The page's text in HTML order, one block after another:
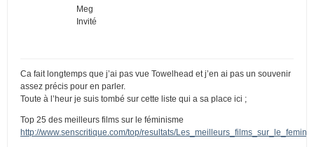
Meg
Invité
Ca fait longtemps que j’ai pas vue Towelhead et j’en ai pas un souvenir
assez précis pour en parler.
Toute à l’heur je suis tombé sur cette liste qui a sa place ici ;
Top 25 des meilleurs films sur le féminisme
http://www.senscritique.com/top/resultats/